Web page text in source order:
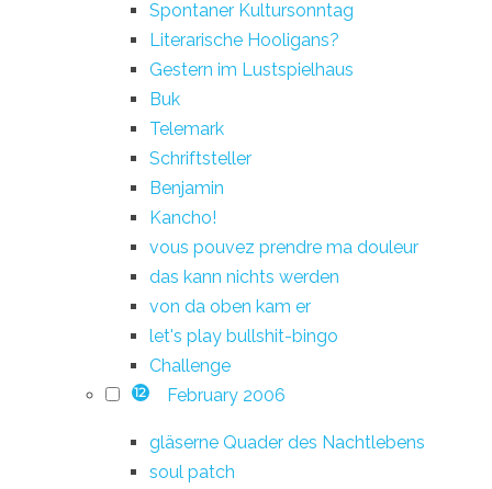
Spontaner Kultursonntag
Literarische Hooligans?
Gestern im Lustspielhaus
Buk
Telemark
Schriftsteller
Benjamin
Kancho!
vous pouvez prendre ma douleur
das kann nichts werden
von da oben kam er
let's play bullshit-bingo
Challenge
12 February 2006
gläserne Quader des Nachtlebens
soul patch